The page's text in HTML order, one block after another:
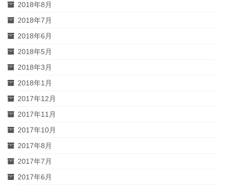
2018年8月
2018年7月
2018年6月
2018年5月
2018年3月
2018年1月
2017年12月
2017年11月
2017年10月
2017年8月
2017年7月
2017年6月